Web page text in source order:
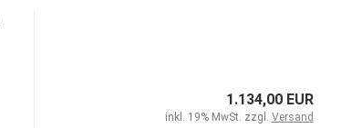
1.134,00 EUR
inkl. 19% MwSt. zzgl. Versand